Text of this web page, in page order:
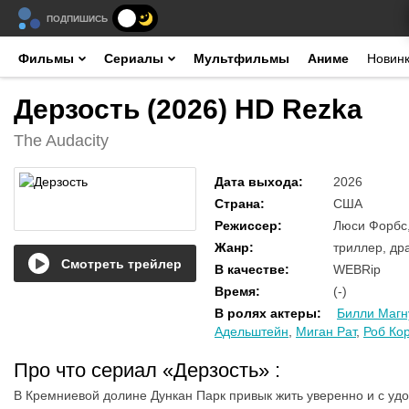
ПОДПИШИСЬ
Фильмы Сериалы Мультфильмы Аниме
Дерзость (2026) HD Rezka
The Audacity
Смотреть трейлер
Дата выхода:
2026
Страна:
США
Режиссер:
Люси
Жанр:
триллер,
В качестве:
WEBRip
Время:
(-)
В ролях актеры:
Билли
Адельштейн
Миган Рат, Роб
Про что сериал «Дерзость» :
В Кремниевой долине Дункан Парк привык жить уверенно и с